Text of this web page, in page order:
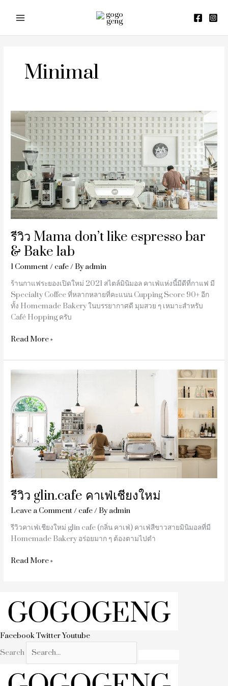
Minimal
รีวิว Mama don’t like espresso bar
& Bake lab
1 Comment/ cafe/ Byadmin
ร้านกาแฟระยองเปิดใหม่ 2021 สไตล์มินิมอล คาเฟ่แห่งนี้มีดีที่กาแฟ มี
Specialty Coffee ที่หลากหลายที่คะแนน Cupping Score 90+ อีก
ทั้ง Homemade Bakery ในบรรยากาศดี มุมสวย ๆ เหมาะสำหรับ
Café Hopping ครับ
รีวิว
Mama
don’t
like
espresso
bar
&
Bake
lab
Read More »
รีวิว glin.cafe คาเฟ่เชียงใหม่
Leave a Comment/ cafe/ Byadmin
รีวิวคาเฟ่เชียงใหม่ glin cafe (กลิ่น คาเฟ่) คาเฟ่สีขาวสายมินิมอลที่มี
Homemade Bakery อร่อยมาก ๆ ต้องตามไปตำ
รีวิว
คาเฟ่
เชียงใหม่
Read More »
FacebookTwitterYoutube
Search